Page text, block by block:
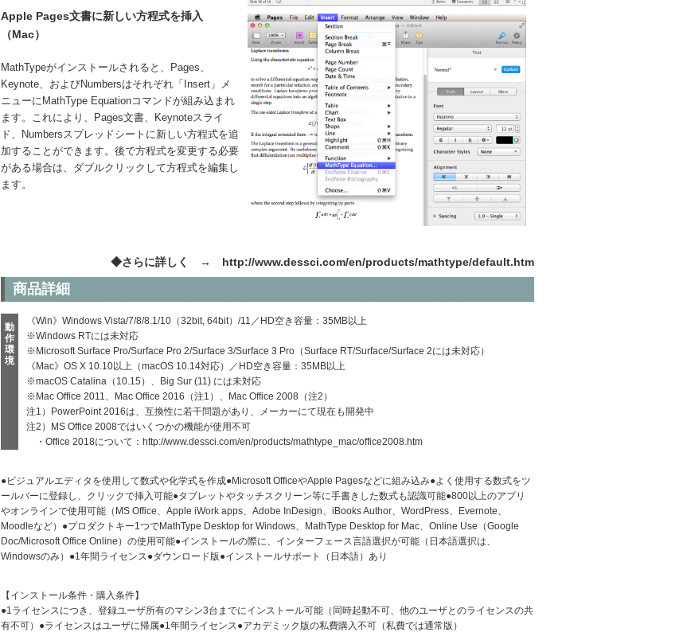
Apple Pages文書に新しい方程式を挿入
（Mac）
MathTypeがインストールされると、Pages、
Keynote、およびNumbersはそれぞれ「Insert」メ
ニューにMathType Equationコマンドが組み込まれ
ます。これにより、Pages文書、Keynoteスライ
ド、Numbersスプレッドシートに新しい方程式を追
加することができます。後で方程式を変更する必要
がある場合は、ダブルクリックして方程式を編集し
ます。
◆さらに詳しく → http://www.dessci.com/en/products/mathtype/default.htm
商品詳細
動
作
環
境
《Win》Windows Vista/7/8/8.1/10（32bit, 64bit）/11／HD空き容量：35MB以上
※Windows RTには未対応
※Microsoft Surface Pro/Surface Pro 2/Surface 3/Surface 3 Pro（Surface RT/Surface/Surface 2には未対応）
《Mac》OS X 10.10以上（macOS 10.14対応）／HD空き容量：35MB以上
※macOS Catalina（10.15）、Big Sur (11) には未対応
※Mac Office 2011、Mac Office 2016（注1）、Mac Office 2008（注2）
注1）PowerPoint 2016は、互換性に若干問題があり、メーカーにて現在も開発中
注2）MS Office 2008ではいくつかの機能が使用不可
・Office 2018について： http://www.dessci.com/en/products/mathtype_mac/office2008.htm
●ビジュアルエディタを使用して数式や化学式を作成●Microsoft OfficeやApple Pagesなどに組み込み●よく使用する数式をツ
ールバーに登録し、クリックで挿入可能●タブレットやタッチスクリーン等に手書きした数式も認識可能●800以上のアプリ
やオンラインで使用可能（MS Office、Apple iWork apps、Adobe InDesign、iBooks Author、WordPress、Evernote、
Moodleなど）●プロダクトキー1つでMathType Desktop for Windows、MathType Desktop for Mac、Online Use（Google
Doc/Microsoft Office Online）の使用可能●インストールの際に、インターフェース言語選択が可能（日本語選択は、
Windowsのみ）●1年間ライセンス●ダウンロード版●インストールサポート（日本語）あり
【インストール条件・購入条件】
●1ライセンスにつき、登録ユーザ所有のマシン3台までにインストール可能（同時起動不可、他のユーザとのライセンスの共
有不可）●ライセンスはユーザに帰属●1年間ライセンス●アカデミック版の私費購入不可（私費では通常版）